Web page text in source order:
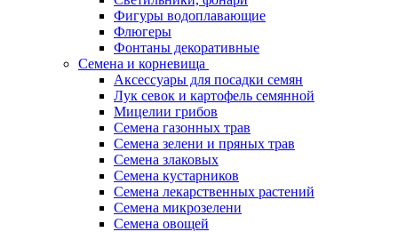
Фигуры водоплавающие
Флюгеры
Фонтаны декоративные
Семена и корневища
Аксессуары для посадки семян
Лук севок и картофель семянной
Мицелии грибов
Семена газонных трав
Семена зелени и пряных трав
Семена злаковых
Семена кустарников
Семена лекарственных растений
Семена микрозелени
Семена овощей